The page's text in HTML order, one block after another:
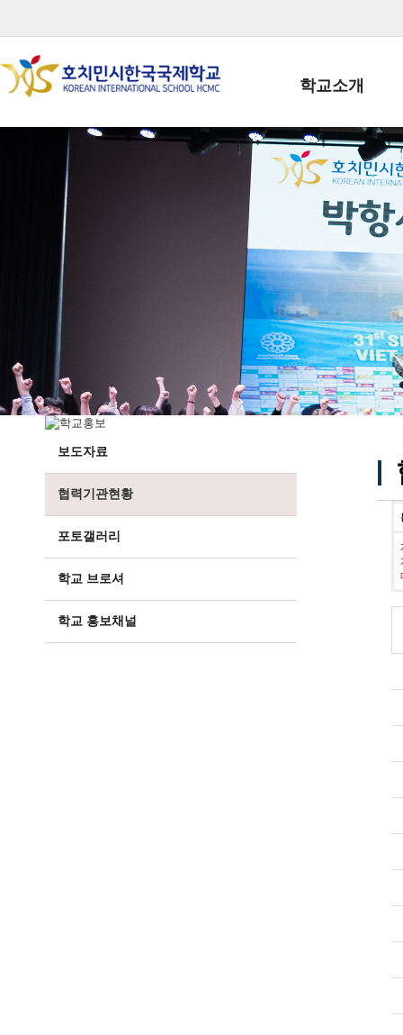
학교소개
학교장인사말
학생회장인사말
학교상징
학교 CI
교직원현황
학생현황
위치/전화
전경사진
보도자료
협력기관현황
포토갤러리
학교 브로셔
학교 홍보채널